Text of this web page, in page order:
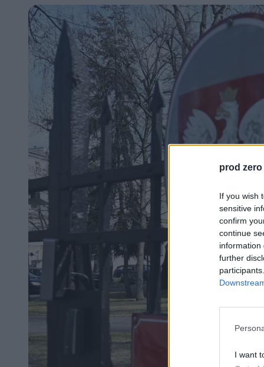
prod zero
If you wish
sensitive
confirm
continue
information
further
I want